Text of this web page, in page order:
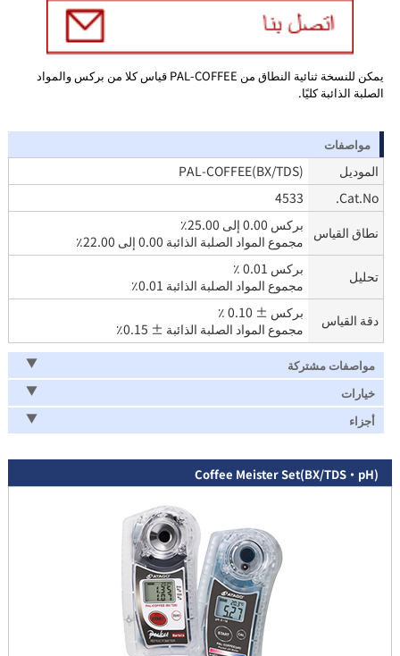
يمكن للنسخة ثنائية النطاق من PAL-COFFEE قياس كلا من بركس والمواد
الصلبة الذائبة كليًا.
مواصفات
الموديل
PAL-COFFEE(BX/TDS)
Cat.No.
4533
نطاق القياس
بركس 0.00 إلى 25.00٪
مجموع المواد الصلبة الذائبة 0.00 إلى 22.00٪
تحليل
بركس 0.01 ٪
مجموع المواد الصلبة الذائبة 0.01٪
دقة القياس
بركس ± 0.10 ٪
مجموع المواد الصلبة الذائبة ± 0.15٪
مواصفات مشتركة
خيارات
أجزاء
Coffee Meister Set(BX/TDS・pH)